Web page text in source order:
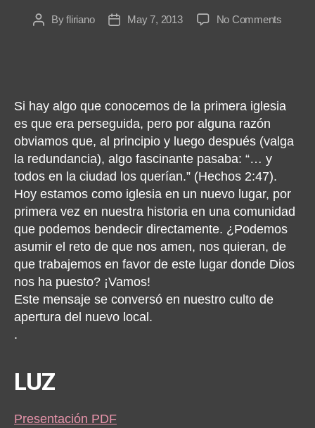
PostByfliriano
PostMay 7, 2013 No Commentson
Si hay algo que conocemos de la primera iglesia
es que era perseguida, pero por alguna razón
obviamos que, al principio y luego después (valga
la redundancia), algo fascinante pasaba: “… y
todos en la ciudad los querían.” (Hechos 2:47).
Hoy estamos como iglesia en un nuevo lugar, por
primera vez en nuestra historia en una comunidad
que podemos bendecir directamente. ¿Podemos
asumir el reto de que nos amen, nos quieran, de
que trabajemos en favor de este lugar donde Dios
nos ha puesto? ¡Vamos!
Este mensaje se conversó en nuestro culto de
apertura del nuevo local.
.
LUZ
Presentación PDF